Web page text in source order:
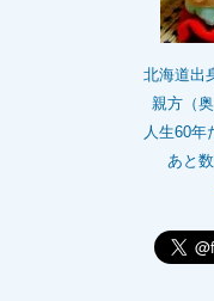
北海道出
親方（
人生60年
あと